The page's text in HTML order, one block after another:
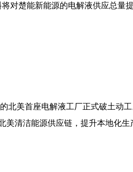
对楚能新能源的电解液供应总量
北美首座电解液工厂正式破土动
美清洁能源供应链，提升本地化生